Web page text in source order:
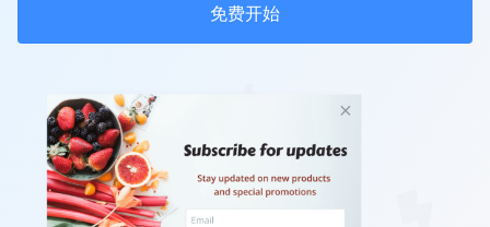
免费开始